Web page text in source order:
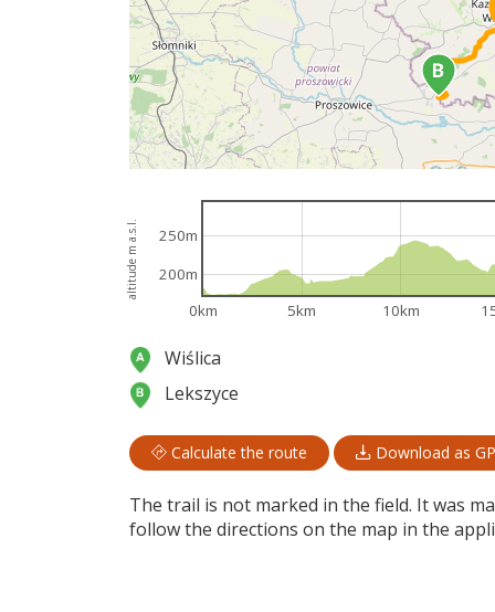
altitude m a.s.l.
0km 5km 10km
200m
250m
Wiślica
Lekszyce
Calculate the route Download as
The trail is not marked in the field. It was
follow the directions on the map in the